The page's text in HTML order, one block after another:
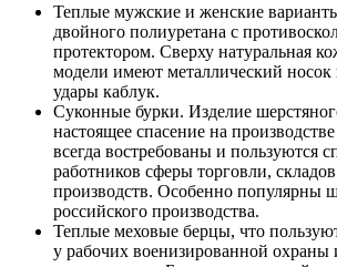
Теплые мужские и женские
двойного полиуретана с
протектором. Сверху натуральная
модели имеют металлический
удары каблук.
Суконные бурки. Изделие
настоящее спасение на
всегда востребованы и пользуются
работников сферы торговли,
производств. Особенно популярны
российского производства.
Теплые меховые берцы, что
у рабочих военизированной охраны